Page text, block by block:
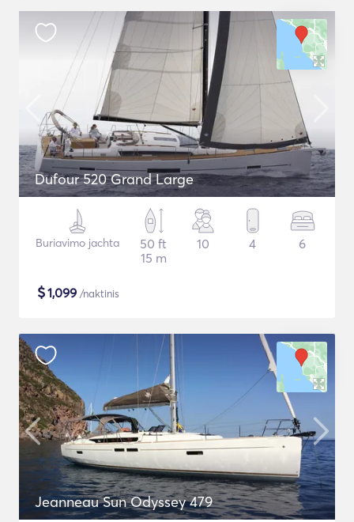
Dufour 520 Grand Large
Buriavimo jachta
50 ft
15 m
10 4 6
$1,099 /naktinis
Jeanneau Sun Odyssey 479